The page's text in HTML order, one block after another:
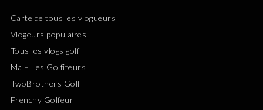
Carte de tous les vlogueurs
Vlogeurs populaires
Tous les vlogs golf
Ma – Les Golfiteurs
TwoBrothers Golf
Frenchy Golfeur